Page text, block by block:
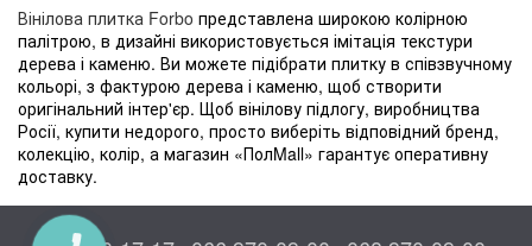
Вінілова плитка Forbo представлена широкою колірною
палітрою, в дизайні використовується імітація текстури
дерева і каменю. Ви можете підібрати плитку в співзвучному
кольорі, з фактурою дерева і каменю, щоб створити
оригінальний інтер'єр. Щоб вінілову підлогу, виробництва
Росії, купити недорого, просто виберіть відповідний бренд,
колекцію, колір, а магазин «ПолMall» гарантує оперативну
доставку.